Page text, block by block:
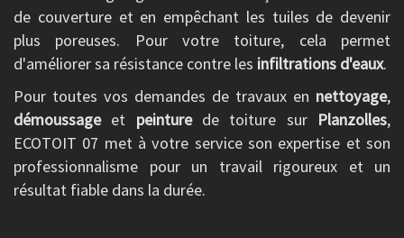
de couverture et en empêchant les tuiles de devenir
plus poreuses. Pour votre toiture, cela permet
d'améliorer sa résistance contre les infiltrations d'eaux.
Pour toutes vos demandes de travaux en nettoyage,
démoussageet peinturede toiture sur Planzolles,
ECOTOIT 07 met à votre service son expertise et son
professionnalisme pour un travail rigoureux et un
résultat fiable dans la durée.